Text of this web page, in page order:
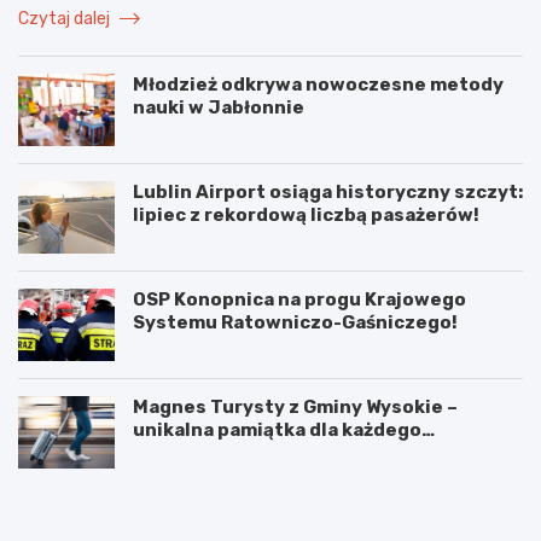
Czytaj dalej
Młodzież odkrywa nowoczesne metody
nauki w Jabłonnie
Lublin Airport osiąga historyczny szczyt:
lipiec z rekordową liczbą pasażerów!
OSP Konopnica na progu Krajowego
Systemu Ratowniczo-Gaśniczego!
Magnes Turysty z Gminy Wysokie –
unikalna pamiątka dla każdego
N
P